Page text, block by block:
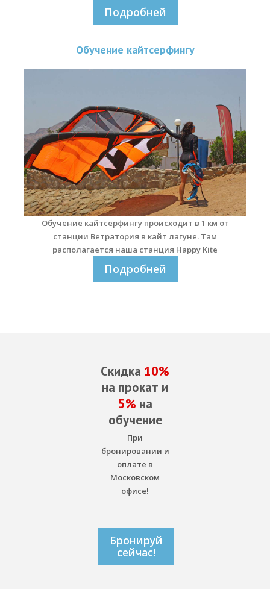
Продажа оборудования
Обучение кайтсерфингу
Подробней
Обучение кайтсерфингу
Обучение кайтсерфингу происходит в 1 км от
станции Ветратория в кайт лагуне. Там
располагается наша станция Happy Kite
Подробней
Скидка 10%
на прокат и
5% на
обучение
При
бронировании и
оплате в
Московском
офисе!
Бронируй
сейчас!